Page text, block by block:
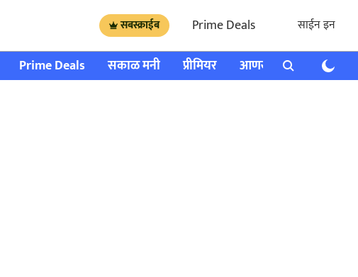
सबस्क्राईब Prime Deals साईन इन
Prime Deals सकाळ मनी प्रीमियर आणखी राशी भविष्य